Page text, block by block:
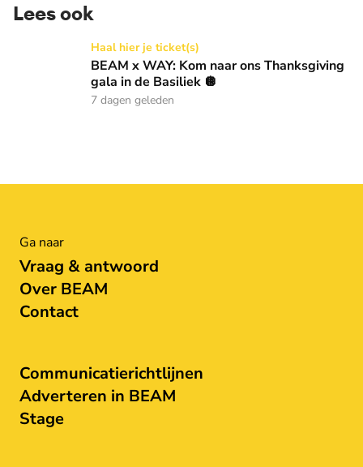
Lees ook
BEAM x WAY: Kom naar ons Thanksgiving gala in de
Haal hier je ticket(s)
BEAM x WAY: Kom naar ons Thanksgiving
gala in de Basiliek 🪩
7 dagen geleden
Ga naar
Vraag & antwoord
Over BEAM
Contact
Communicatierichtlijnen
Adverteren in BEAM
Stage